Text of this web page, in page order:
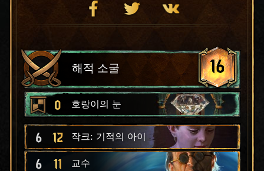
해적 소굴 16
0 호랑이의 눈
6 12 작크: 기적의 아이
6 11 교수